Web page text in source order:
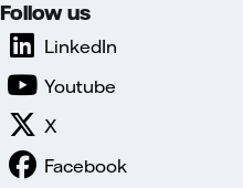
Follow us
LinkedIn
Youtube
X
Facebook